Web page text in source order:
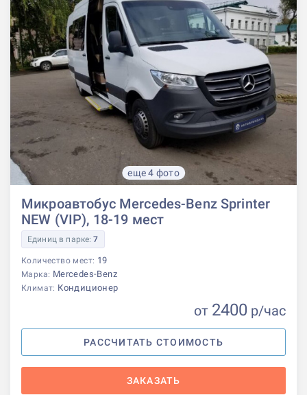
еще 4 фото
Микроавтобус Mercedes-Benz Sprinter
NEW (VIP), 18-19 мест
Единиц в парке:7
Количество мест: 19
Марка: Mercedes-Benz
Климат: Кондиционер
от 2400 р/час
РАССЧИТАТЬ СТОИМОСТЬ
ЗАКАЗАТЬ